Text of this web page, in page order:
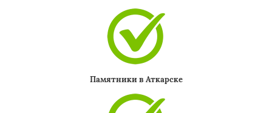
Памятники в Аткарске